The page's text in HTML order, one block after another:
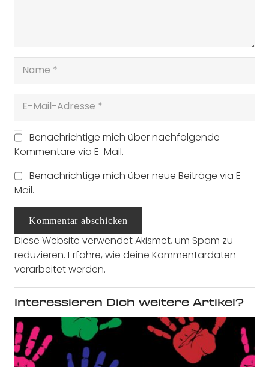
Benachrichtige mich über nachfolgende
Kommentare via E-Mail.
Benachrichtige mich über neue Beiträge via E-
Mail.
Kommentar abschicken
Diese Website verwendet Akismet, um Spam zu
reduzieren. Erfahre, wie deine Kommentardaten
verarbeitet werden.
Interessieren Dich weitere Artikel?